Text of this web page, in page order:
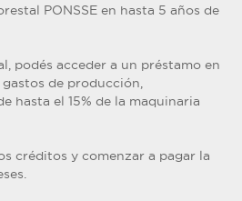
PONSSE en hasta 5 años de
podés acceder a un préstamo en
de producción,
hasta el 15% de la maquinaria
créditos y comenzar a pagar la